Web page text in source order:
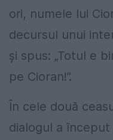
ori, numele lui
decursul unui
şi spus: „Totul e
pe Cioran!”.
În cele două
dialogul a